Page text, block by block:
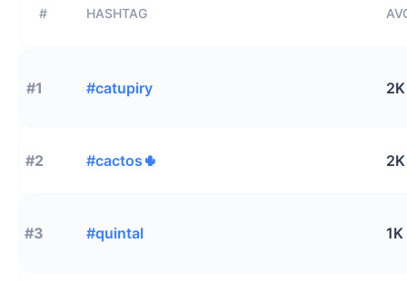
# HASHTAG
#1 #catupiry 2K
#2 #cactos🌵 2K
#3 #quintal 1K